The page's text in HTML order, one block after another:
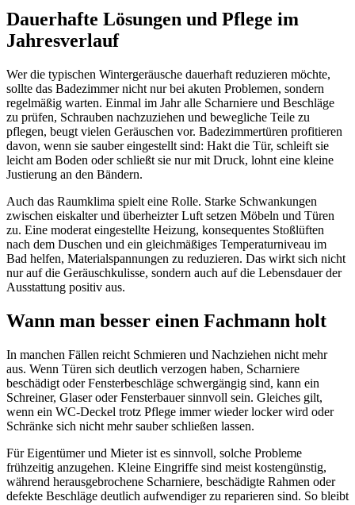
Dauerhafte Lösungen und Pflege im
Jahresverlauf
Wer die typischen Wintergeräusche dauerhaft reduzieren möchte,
sollte das Badezimmer nicht nur bei akuten Problemen, sondern
regelmäßig warten. Einmal im Jahr alle Scharniere und Beschläge
zu prüfen, Schrauben nachzuziehen und bewegliche Teile zu
pflegen, beugt vielen Geräuschen vor. Badezimmertüren profitieren
davon, wenn sie sauber eingestellt sind: Hakt die Tür, schleift sie
leicht am Boden oder schließt sie nur mit Druck, lohnt eine kleine
Justierung an den Bändern.
Auch das Raumklima spielt eine Rolle. Starke Schwankungen
zwischen eiskalter und überheizter Luft setzen Möbeln und Türen
zu. Eine moderat eingestellte Heizung, konsequentes Stoßlüften
nach dem Duschen und ein gleichmäßiges Temperaturniveau im
Bad helfen, Materialspannungen zu reduzieren. Das wirkt sich nicht
nur auf die Geräuschkulisse, sondern auch auf die Lebensdauer der
Ausstattung positiv aus.
Wann man besser einen Fachmann holt
In manchen Fällen reicht Schmieren und Nachziehen nicht mehr
aus. Wenn Türen sich deutlich verzogen haben, Scharniere
beschädigt oder Fensterbeschläge schwergängig sind, kann ein
Schreiner, Glaser oder Fensterbauer sinnvoll sein. Gleiches gilt,
wenn ein WC-Deckel trotz Pflege immer wieder locker wird oder
Schränke sich nicht mehr sauber schließen lassen.
Für Eigentümer und Mieter ist es sinnvoll, solche Probleme
frühzeitig anzugehen. Kleine Eingriffe sind meist kostengünstig,
während herausgebrochene Scharniere, beschädigte Rahmen oder
defekte Beschläge deutlich aufwendiger zu reparieren sind. So bleibt